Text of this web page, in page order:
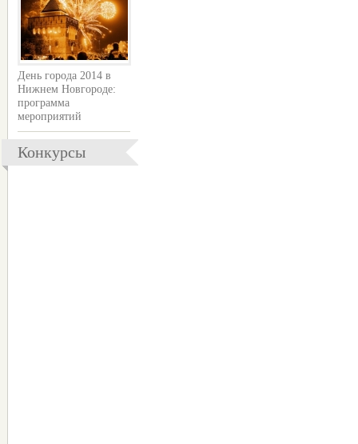
День города 2014 в
Нижнем Новгороде:
программа
мероприятий
Конкурсы